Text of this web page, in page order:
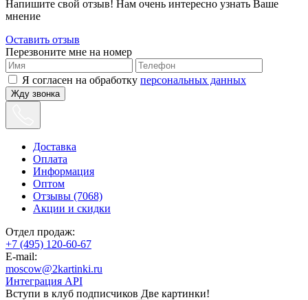
Напишите свой отзыв! Нам очень интересно узнать Ваше
мнение
Оставить отзыв
Перезвоните мне на номер
Я согласен на обработку персональных данных
Жду звонка
Доставка
Оплата
Информация
Оптом
Отзывы (7068)
Акции и скидки
Отдел продаж:
+7 (495) 120-60-67
E-mail:
moscow@2kartinki.ru
Интеграция API
Вступи в клуб подписчиков Две картинки!